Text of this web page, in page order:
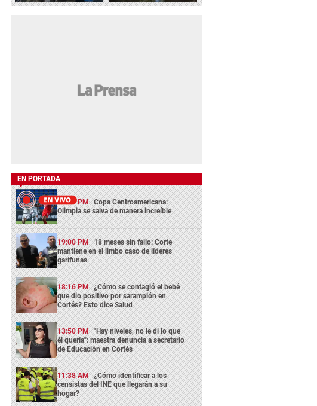
EN PORTADA
13:29 PM Copa Centroamericana:
Olimpia se salva de manera increíble
19:00 PM 18 meses sin fallo: Corte
mantiene en el limbo caso de líderes
garífunas
18:16 PM ¿Cómo se contagió el bebé
que dio positivo por sarampión en
Cortés? Esto dice Salud
13:50 PM "Hay niveles, no le di lo que
él quería": maestra denuncia a secretario
de Educación en Cortés
11:38 AM ¿Cómo identificar a los
censistas del INE que llegarán a su
hogar?